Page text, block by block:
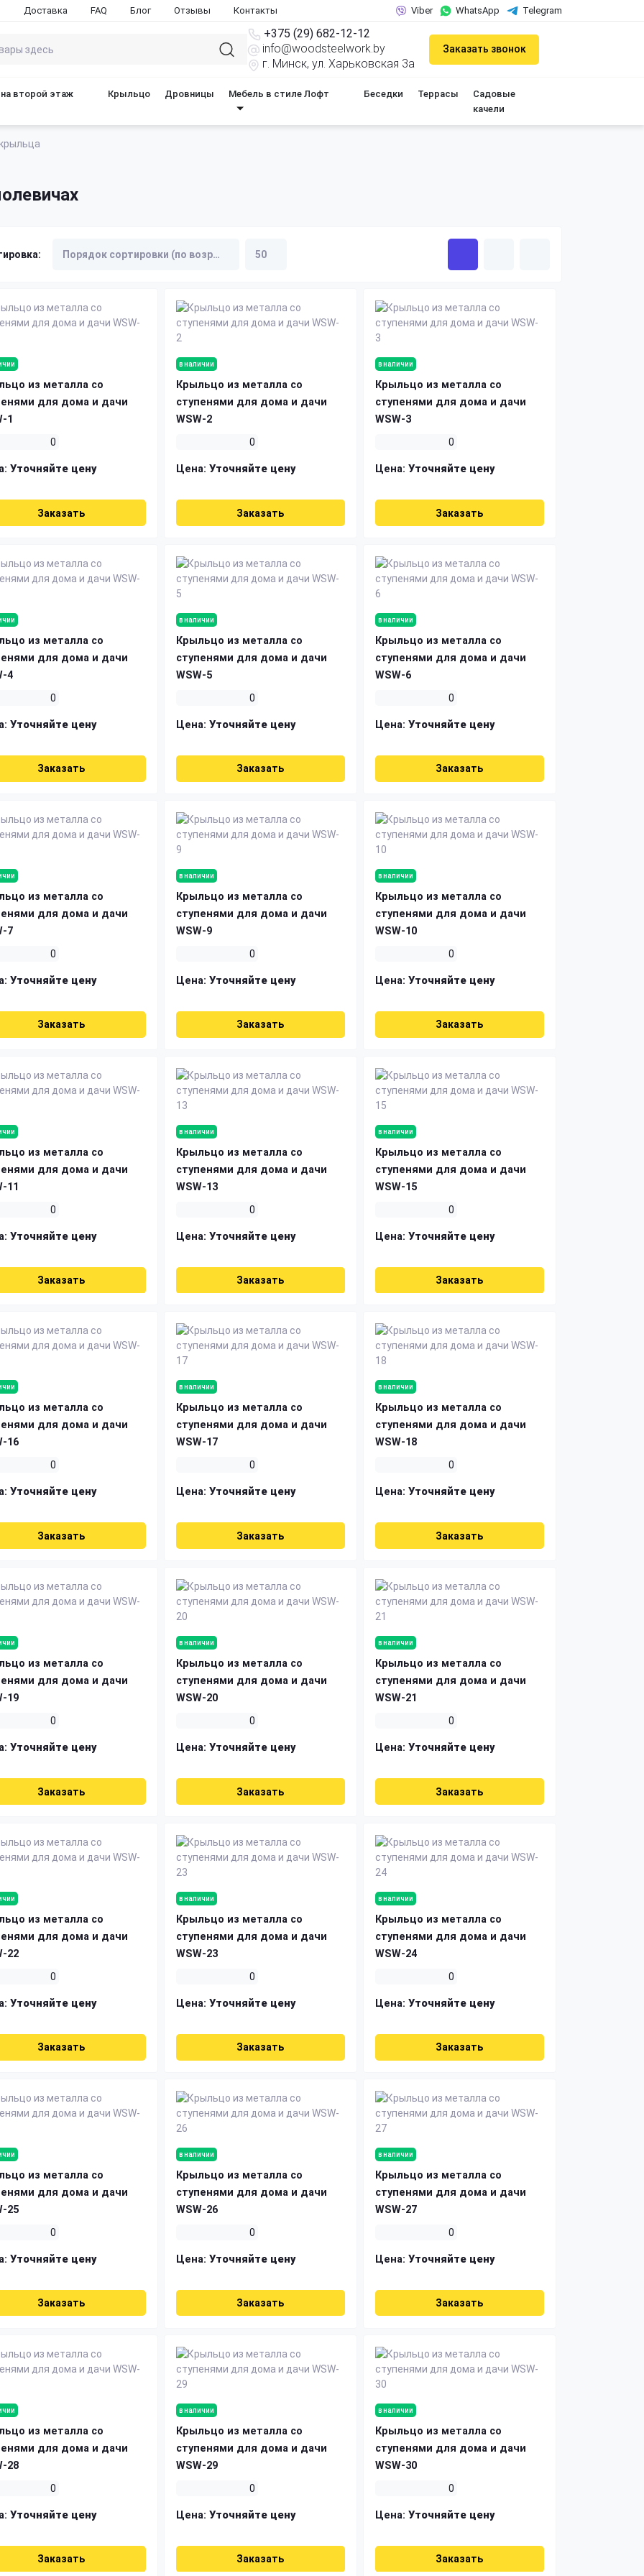
Доставка FAQ Блог Отзывы Контакты Viber WhatsApp Telegram
+375 (29) 682-12-12
info@woodsteelwork.by
г. Минск, ул. Харьковская 3а
Заказать звонок
второй этаж Крыльцо Дровницы Мебель в стиле Лофт Беседки Террасы
Садовые
качели
из металла со
для дома и дачи
1
0
Уточняйте цену
Заказать
в наличии
Крыльцо из металла со
ступенями для дома и дачи
WSW-2
0
Цена: Уточняйте цену
Заказать
в наличии
Крыльцо из металла со
ступенями для дома и дачи
WSW-3
0
Цена: Уточняйте цену
Заказать
из металла со
для дома и дачи
4
0
Уточняйте цену
Заказать
в наличии
Крыльцо из металла со
ступенями для дома и дачи
WSW-5
0
Цена: Уточняйте цену
Заказать
в наличии
Крыльцо из металла со
ступенями для дома и дачи
WSW-6
0
Цена: Уточняйте цену
Заказать
из металла со
для дома и дачи
7
0
Уточняйте цену
Заказать
в наличии
Крыльцо из металла со
ступенями для дома и дачи
WSW-9
0
Цена: Уточняйте цену
Заказать
в наличии
Крыльцо из металла со
ступенями для дома и дачи
WSW-10
0
Цена: Уточняйте цену
Заказать
из металла со
для дома и дачи
11
0
Уточняйте цену
Заказать
в наличии
Крыльцо из металла со
ступенями для дома и дачи
WSW-13
0
Цена: Уточняйте цену
Заказать
в наличии
Крыльцо из металла со
ступенями для дома и дачи
WSW-15
0
Цена: Уточняйте цену
Заказать
из металла со
для дома и дачи
16
0
Уточняйте цену
Заказать
в наличии
Крыльцо из металла со
ступенями для дома и дачи
WSW-17
0
Цена: Уточняйте цену
Заказать
в наличии
Крыльцо из металла со
ступенями для дома и дачи
WSW-18
0
Цена: Уточняйте цену
Заказать
из металла со
для дома и дачи
19
0
Уточняйте цену
Заказать
в наличии
Крыльцо из металла со
ступенями для дома и дачи
WSW-20
0
Цена: Уточняйте цену
Заказать
в наличии
Крыльцо из металла со
ступенями для дома и дачи
WSW-21
0
Цена: Уточняйте цену
Заказать
из металла со
для дома и дачи
22
0
Уточняйте цену
Заказать
в наличии
Крыльцо из металла со
ступенями для дома и дачи
WSW-23
0
Цена: Уточняйте цену
Заказать
в наличии
Крыльцо из металла со
ступенями для дома и дачи
WSW-24
0
Цена: Уточняйте цену
Заказать
из металла со
для дома и дачи
25
0
Уточняйте цену
Заказать
в наличии
Крыльцо из металла со
ступенями для дома и дачи
WSW-26
0
Цена: Уточняйте цену
Заказать
в наличии
Крыльцо из металла со
ступенями для дома и дачи
WSW-27
0
Цена: Уточняйте цену
Заказать
из металла со
для дома и дачи
28
0
Уточняйте цену
Заказать
в наличии
Крыльцо из металла со
ступенями для дома и дачи
WSW-29
0
Цена: Уточняйте цену
Заказать
в наличии
Крыльцо из металла со
ступенями для дома и дачи
WSW-30
0
Цена: Уточняйте цену
Заказать